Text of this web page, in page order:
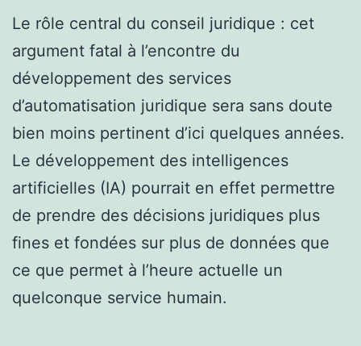
Le rôle central du conseil juridique : cet
argument fatal à l’encontre du
développement des services
d’automatisation juridique sera sans doute
bien moins pertinent d’ici quelques années.
Le développement des intelligences
artificielles (IA) pourrait en effet permettre
de prendre des décisions juridiques plus
fines et fondées sur plus de données que
ce que permet à l’heure actuelle un
quelconque service humain.